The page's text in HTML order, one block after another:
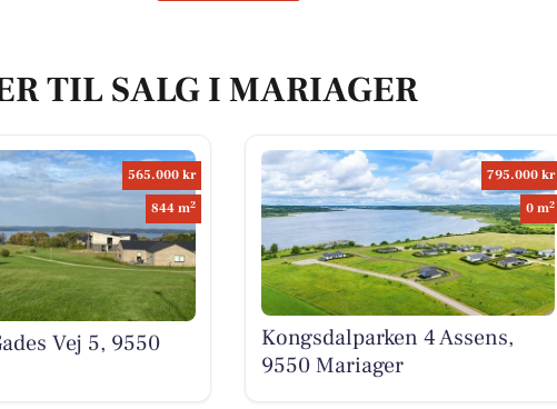
TIL SALG I MARIAGER
565.000 kr
844 m2
Vej 5, 9550
795.000 kr
0 m2
Kongsdalparken 4 Assens,
9550 Mariager